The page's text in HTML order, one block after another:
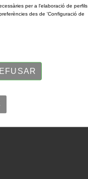
per a l'elaboració de perfils
des de 'Configuració de